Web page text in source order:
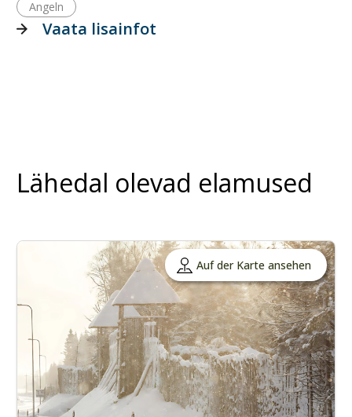
Angeln
Vaata lisainfot
Lähedal olevad elamused
Auf der Karte ansehen